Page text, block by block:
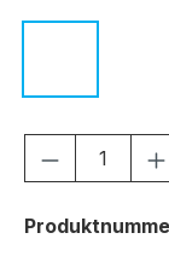
Produkt